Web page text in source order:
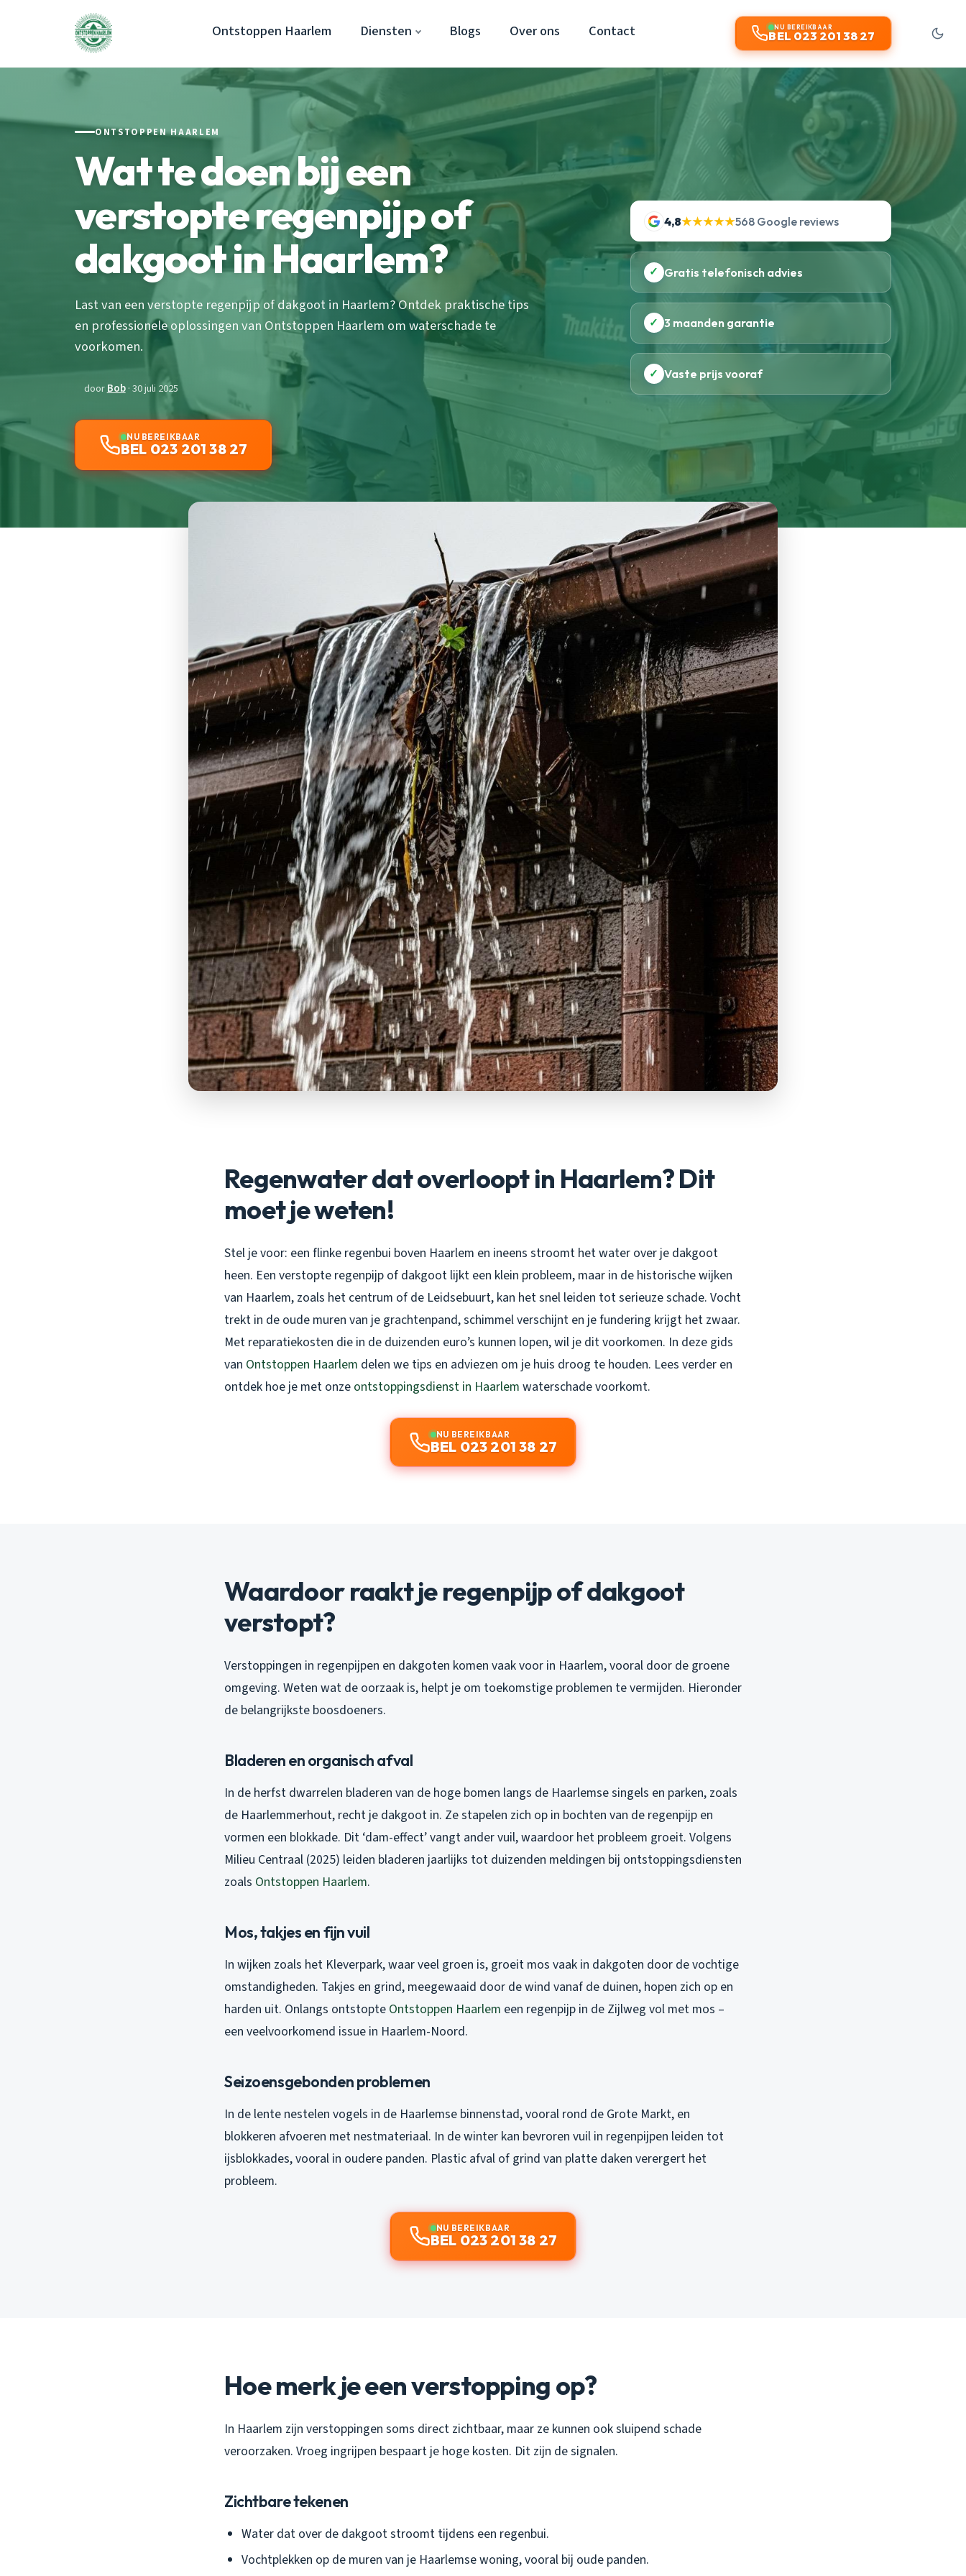
Ontstoppen Haarlem Diensten Blogs Over ons Contact NU BEREIKBAAR
BEL 023 201 38 27
ONTSTOPPEN HAARLEM
Wat te doen bij een
verstopte regenpijp of
dakgoot in Haarlem?
Last van een verstopte regenpijp of dakgoot in Haarlem? Ontdek praktische tips
en professionele oplossingen van Ontstoppen Haarlem om waterschade te
voorkomen.
doorBob· 30 juli 2025
NU BEREIKBAAR
BEL 023 201 38 27
4,8★★★★★568 Google reviews
✓ Gratis telefonisch advies
✓ 3 maanden garantie
✓ Vaste prijs vooraf
Regenwater dat overloopt in Haarlem? Dit
moet je weten!
Stel je voor: een flinke regenbui boven Haarlem en ineens stroomt het water over je dakgoot
heen. Een verstopte regenpijp of dakgoot lijkt een klein probleem, maar in de historische wijken
van Haarlem, zoals het centrum of de Leidsebuurt, kan het snel leiden tot serieuze schade. Vocht
trekt in de oude muren van je grachtenpand, schimmel verschijnt en je fundering krijgt het zwaar.
Met reparatiekosten die in de duizenden euro’s kunnen lopen, wil je dit voorkomen. In deze gids
van Ontstoppen Haarlem delen we tips en adviezen om je huis droog te houden. Lees verder en
ontdek hoe je met onze ontstoppingsdienst in Haarlem waterschade voorkomt.
NU BEREIKBAAR
BEL 023 201 38 27
Waardoor raakt je regenpijp of dakgoot
verstopt?
Verstoppingen in regenpijpen en dakgoten komen vaak voor in Haarlem, vooral door de groene
omgeving. Weten wat de oorzaak is, helpt je om toekomstige problemen te vermijden. Hieronder
de belangrijkste boosdoeners.
Bladeren en organisch afval
In de herfst dwarrelen bladeren van de hoge bomen langs de Haarlemse singels en parken, zoals
de Haarlemmerhout, recht je dakgoot in. Ze stapelen zich op in bochten van de regenpijp en
vormen een blokkade. Dit ‘dam-effect’ vangt ander vuil, waardoor het probleem groeit. Volgens
Milieu Centraal (2025) leiden bladeren jaarlijks tot duizenden meldingen bij ontstoppingsdiensten
zoals Ontstoppen Haarlem.
Mos, takjes en fijn vuil
In wijken zoals het Kleverpark, waar veel groen is, groeit mos vaak in dakgoten door de vochtige
omstandigheden. Takjes en grind, meegewaaid door de wind vanaf de duinen, hopen zich op en
harden uit. Onlangs ontstopte Ontstoppen Haarlem een regenpijp in de Zijlweg vol met mos –
een veelvoorkomend issue in Haarlem-Noord.
Seizoensgebonden problemen
In de lente nestelen vogels in de Haarlemse binnenstad, vooral rond de Grote Markt, en
blokkeren afvoeren met nestmateriaal. In de winter kan bevroren vuil in regenpijpen leiden tot
ijsblokkades, vooral in oudere panden. Plastic afval of grind van platte daken verergert het
probleem.
NU BEREIKBAAR
BEL 023 201 38 27
Hoe merk je een verstopping op?
In Haarlem zijn verstoppingen soms direct zichtbaar, maar ze kunnen ook sluipend schade
veroorzaken. Vroeg ingrijpen bespaart je hoge kosten. Dit zijn de signalen.
Zichtbare tekenen
Water dat over de dakgoot stroomt tijdens een regenbui.
Vochtplekken op de muren van je Haarlemse woning, vooral bij oude panden.